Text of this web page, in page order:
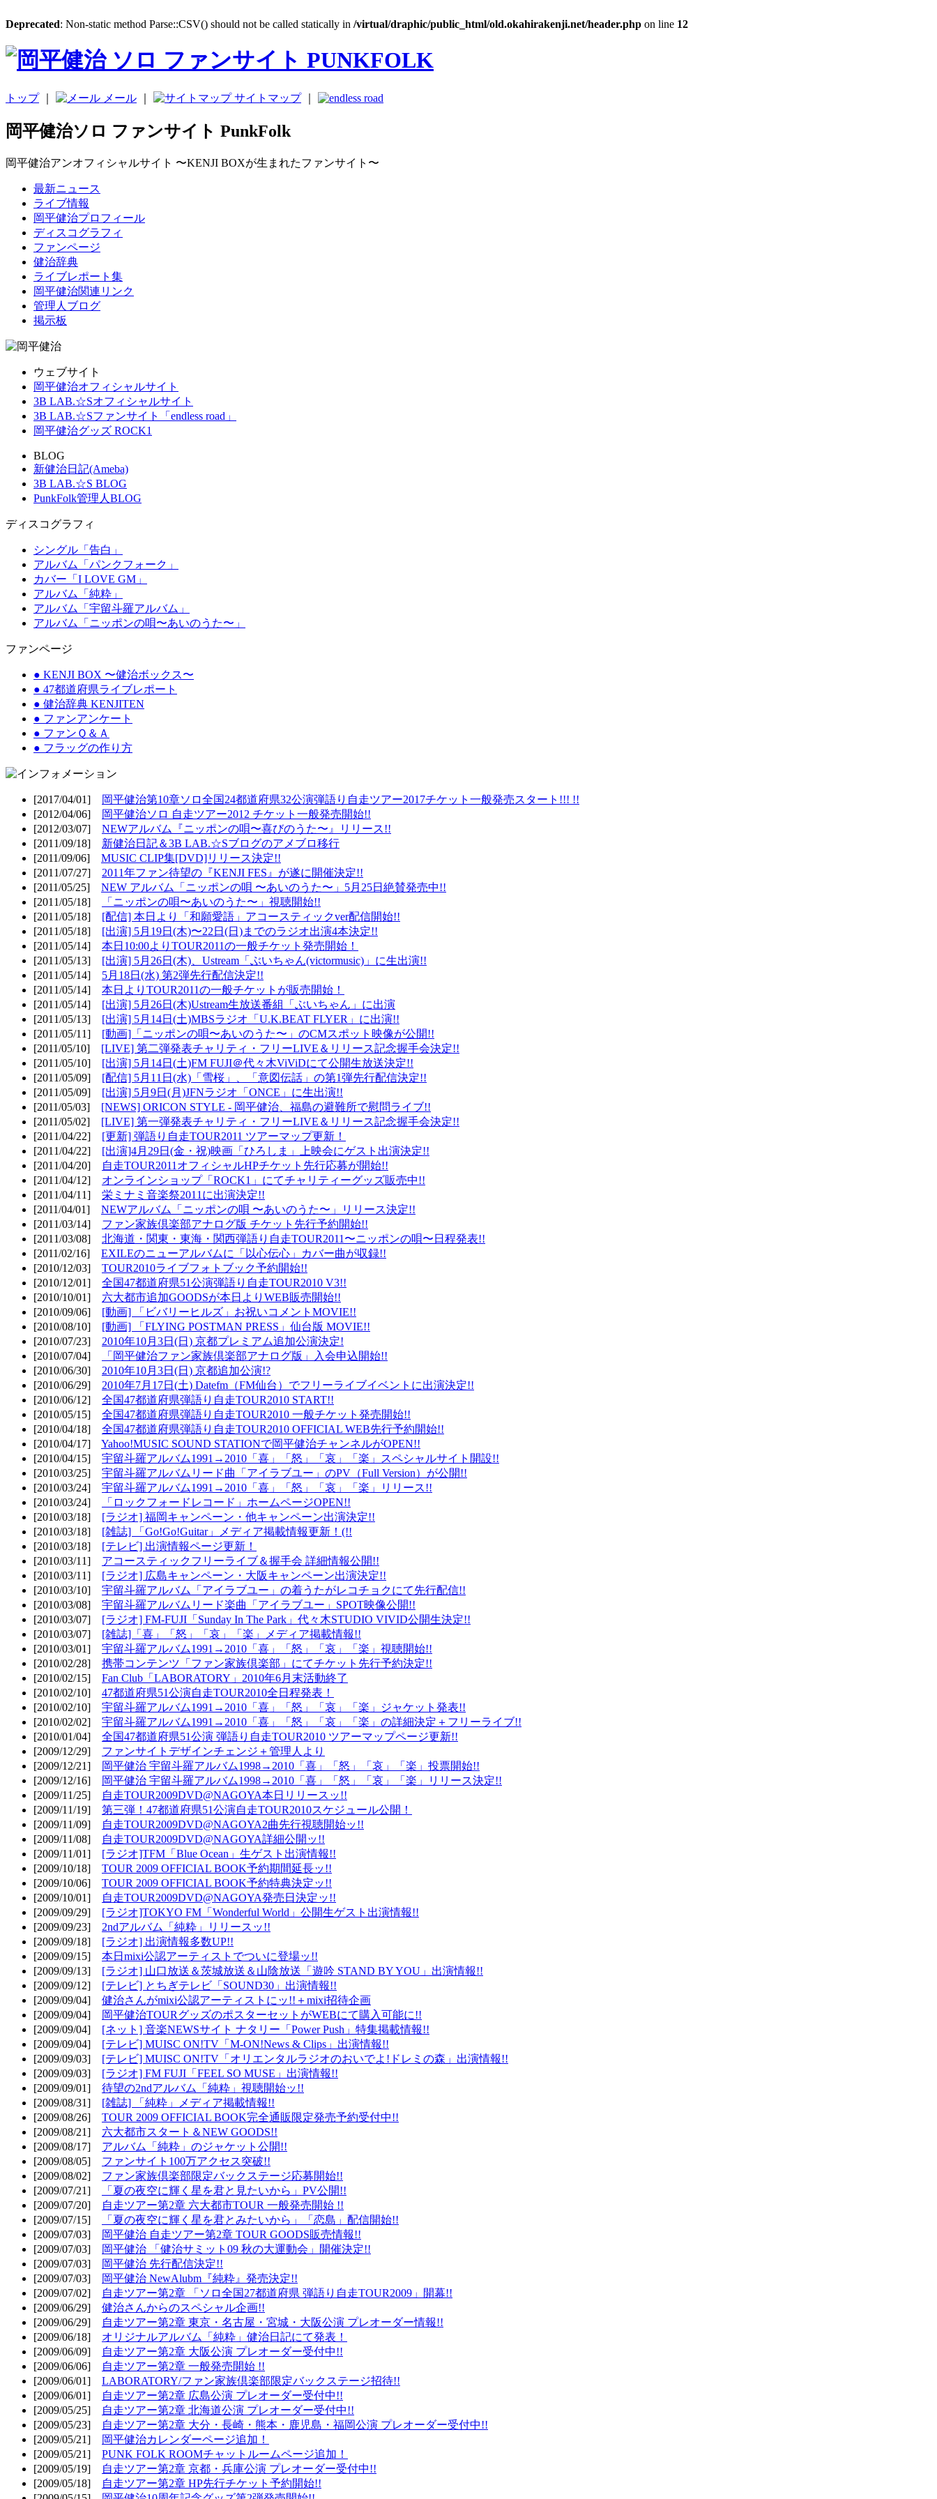
Deprecated: Non-static method Parse::CSV() should not be called statically in /virtual/draphic/public_html/old.okahirakenji.net/header.php on line 12
トップ｜ メール サイトマップ｜
岡平健治ソロ ファンサイト PunkFolk
岡平健治アンオフィシャルサイト 〜KENJI BOXが生まれたファンサイト〜
最新ニュース
ライブ情報
岡平健治プロフィール
ディスコグラフィ
ファンページ
健治辞典
ライブレポート集
岡平健治関連リンク
管理人ブログ
掲示板
ウェブサイト
岡平健治オフィシャルサイト
3B LAB.☆Sオフィシャルサイト
3B LAB.☆Sファンサイト「endless road」
岡平健治グッズ ROCK1
BLOG
新健治日記(Ameba)
3B LAB.☆S BLOG
PunkFolk管理人BLOG
ディスコグラフィ
シングル「告白」
アルバム「パンクフォーク」
カバー「I LOVE GM」
アルバム「純粋」
アルバム「宇留斗羅アルバム」
アルバム「ニッポンの唄〜あいのうた〜」
ファンページ
● KENJI BOX 〜健治ボックス〜
● 47都道府県ライブレポート
● 健治辞典 KENJITEN
● ファンアンケート
● ファンＱ＆Ａ
● フラッグの作り方
[2017/04/01]
岡平健治第10章ソロ全国24都道府県32公演弾語り自走ツアー2017チケット一般発売スタート!!! !!
[2012/04/06]
岡平健治ソロ 自走ツアー2012 チケット一般発売開始!!
[2012/03/07] NEWアルバム『ニッポンの唄〜喜びのうた〜』リリース!!
[2011/09/18] 新健治日記＆3B LAB.☆Sブログのアメブロ移行
[2011/09/06] MUSIC CLIP集[DVD]リリース決定!!
[2011/07/27] 2011年ファン待望の『KENJI FES』が遂に開催決定!!
[2011/05/25] NEW アルバム「ニッポンの唄 〜あいのうた〜」5月25日絶賛発売中!!
[2011/05/18]
「ニッポンの唄〜あいのうた〜」視聴開始!!
[2011/05/18] [配信] 本日より「和願愛語」アコースティックver配信開始!!
[2011/05/18] [出演] 5月19日(木)〜22日(日)までのラジオ出演4本決定!!
[2011/05/14] 本日10:00よりTOUR2011の一般チケット発売開始！
[2011/05/13] [出演] 5月26日(木)、Ustream「ぶいちゃん(victormusic)」に生出演!!
[2011/05/14] 5月18日(水) 第2弾先行配信決定!!
[2011/05/14] 本日よりTOUR2011の一般チケットが販売開始！
[2011/05/14] [出演] 5月26日(木)Ustream生放送番組「ぶいちゃん」に出演
[2011/05/13] [出演] 5月14日(土)MBSラジオ「U.K.BEAT FLYER」に出演!!
[2011/05/11] [動画]「ニッポンの唄〜あいのうた〜」のCMスポット映像が公開!!
[2011/05/10] [LIVE] 第二弾発表チャリティ・フリーLIVE＆リリース記念握手会決定!!
[2011/05/10] [出演] 5月14日(土)FM FUJI＠代々木ViViDにて公開生放送決定!!
[2011/05/09] [配信] 5月11日(水)「雪桜」、「意図伝話」の第1弾先行配信決定!!
[2011/05/09] [出演] 5月9日(月)JFNラジオ「ONCE」に生出演!!
[2011/05/03] [NEWS] ORICON STYLE - 岡平健治、福島の避難所で慰問ライブ!!
[2011/05/02] [LIVE] 第一弾発表チャリティ・フリーLIVE＆リリース記念握手会決定!!
[2011/04/22] [更新] 弾語り自走TOUR2011 ツアーマップ更新！
[2011/04/22] [出演]4月29日(金・祝)映画「ひろしま」上映会にゲスト出演決定!!
[2011/04/20]
自走TOUR2011オフィシャルHPチケット先行応募が開始!!
[2011/04/12] オンラインショップ「ROCK1」にてチャリティーグッズ販売中!!
[2011/04/11] 栄ミナミ音楽祭2011に出演決定!!
[2011/04/01] NEWアルバム「ニッポンの唄 〜あいのうた〜」リリース決定!!
[2011/03/14] ファン家族倶楽部アナログ版 チケット先行予約開始!!
[2011/03/08] 北海道・関東・東海・関西弾語り自走TOUR2011〜ニッポンの唄〜日程発表!!
[2011/02/16] EXILEのニューアルバムに「以心伝心」カバー曲が収録!!
[2010/12/03] TOUR2010ライブフォトブック予約開始!!
[2010/12/01] 全国47都道府県51公演弾語り自走TOUR2010 V3!!
[2010/10/01] 六大都市追加GOODSが本日よりWEB販売開始!!
[2010/09/06] [動画] 「ビバリーヒルズ」お祝いコメントMOVIE!!
[2010/08/10] [動画] 「FLYING POSTMAN PRESS」仙台版 MOVIE!!
[2010/07/23] 2010年10月3日(日) 京都プレミアム追加公演決定!
[2010/07/04]
「岡平健治ファン家族倶楽部アナログ版」入会申込開始!!
[2010/06/30] 2010年10月3日(日) 京都追加公演!?
[2010/06/29] 2010年7月17日(土) Datefm（FM仙台）でフリーライブイベントに出演決定!!
[2010/06/12] 全国47都道府県弾語り自走TOUR2010 START!!
[2010/05/15] 全国47都道府県弾語り自走TOUR2010 一般チケット発売開始!!
[2010/04/18] 全国47都道府県弾語り自走TOUR2010 OFFICIAL WEB先行予約開始!!
[2010/04/17] Yahoo!MUSIC SOUND STATIONで岡平健治チャンネルがOPEN!!
[2010/04/15] 宇留斗羅アルバム1991→2010「喜」「怒」「哀」「楽」スペシャルサイト開設!!
[2010/03/25] 宇留斗羅アルバムリード曲「アイラブユー」のPV（Full Version）が公開!!
[2010/03/24] 宇留斗羅アルバム1991→2010「喜」「怒」「哀」「楽」リリース!!
[2010/03/24]
「ロックフォードレコード」ホームページOPEN!!
[2010/03/18] [ラジオ] 福岡キャンペーン・他キャンペーン出演決定!!
[2010/03/18] [雑誌] 「Go!Go!Guitar」メディア掲載情報更新！(!!
[2010/03/18] [テレビ] 出演情報ページ更新！
[2010/03/11] アコースティックフリーライブ＆握手会 詳細情報公開!!
[2010/03/11] [ラジオ] 広島キャンペーン・大阪キャンペーン出演決定!!
[2010/03/10] 宇留斗羅アルバム「アイラブユー」の着うたがレコチョクにて先行配信!!
[2010/03/08] 宇留斗羅アルバムリード楽曲「アイラブユー」SPOT映像公開!!
[2010/03/07] [ラジオ] FM-FUJI「Sunday In The Park」代々木STUDIO VIVID公開生決定!!
[2010/03/07] [雑誌]「喜」「怒」「哀」「楽」メディア掲載情報!!
[2010/03/01] 宇留斗羅アルバム1991→2010「喜」「怒」「哀」「楽」視聴開始!!
[2010/02/28] 携帯コンテンツ「ファン家族倶楽部」にてチケット先行予約決定!!
[2010/02/15] Fan Club「LABORATORY」2010年6月末活動終了
[2010/02/10] 47都道府県51公演自走TOUR2010全日程発表！
[2010/02/10] 宇留斗羅アルバム1991→2010「喜」「怒」「哀」「楽」ジャケット発表!!
[2010/02/02] 宇留斗羅アルバム1991→2010「喜」「怒」「哀」「楽」の詳細決定＋フリーライブ!!
[2010/01/04] 全国47都道府県51公演 弾語り自走TOUR2010 ツアーマップページ更新!!
[2009/12/29] ファンサイトデザインチェンジ＋管理人より
[2009/12/21]
岡平健治 宇留斗羅アルバム1998→2010「喜」「怒」「哀」「楽」投票開始!!
[2009/12/16]
岡平健治 宇留斗羅アルバム1998→2010「喜」「怒」「哀」「楽」リリース決定!!
[2009/11/25]
自走TOUR2009DVD@NAGOYA本日リリースッ!!
[2009/11/19] 第三弾！47都道府県51公演自走TOUR2010スケジュール公開！
[2009/11/09]
自走TOUR2009DVD@NAGOYA2曲先行視聴開始ッ!!
[2009/11/08]
自走TOUR2009DVD@NAGOYA詳細公開ッ!!
[2009/11/01] [ラジオ]TFM「Blue Ocean」生ゲスト出演情報!!
[2009/10/18] TOUR 2009 OFFICIAL BOOK予約期間延長ッ!!
[2009/10/06] TOUR 2009 OFFICIAL BOOK予約特典決定ッ!!
[2009/10/01]
自走TOUR2009DVD@NAGOYA発売日決定ッ!!
[2009/09/29] [ラジオ]TOKYO FM「Wonderful World」公開生ゲスト出演情報!!
[2009/09/23] 2ndアルバム「純粋」リリースッ!!
[2009/09/18] [ラジオ] 出演情報多数UP!!
[2009/09/15] 本日mixi公認アーティストでついに登場ッ!!
[2009/09/13] [ラジオ] 山口放送＆茨城放送＆山陰放送「遊吟 STAND BY YOU」出演情報!!
[2009/09/12] [テレビ] とちぎテレビ「SOUND30」出演情報!!
[2009/09/04] 健治さんがmixi公認アーティストにッ!!＋mixi招待企画
[2009/09/04]
岡平健治TOURグッズのポスターセットがWEBにて購入可能に!!
[2009/09/04] [ネット] 音楽NEWSサイト ナタリー「Power Push」特集掲載情報!!
[2009/09/04] [テレビ] MUISC ON!TV「M-ON!News & Clips」出演情報!!
[2009/09/03] [テレビ] MUISC ON!TV「オリエンタルラジオのおいでよ!ドレミの森」出演情報!!
[2009/09/03] [ラジオ] FM FUJI「FEEL SO MUSE」出演情報!!
[2009/09/01] 待望の2ndアルバム「純粋」視聴開始ッ!!
[2009/08/31] [雑誌] 「純粋」メディア掲載情報!!
[2009/08/26] TOUR 2009 OFFICIAL BOOK完全通販限定発売予約受付中!!
[2009/08/21] 六大都市スタート＆NEW GOODS!!
[2009/08/17] アルバム「純粋」のジャケット公開!!
[2009/08/05] ファンサイト100万アクセス突破!!
[2009/08/02] ファン家族倶楽部限定バックステージ応募開始!!
[2009/07/21]
「夏の夜空に輝く星を君と見たいから」PV公開!!
[2009/07/20]
自走ツアー第2章 六大都市TOUR 一般発売開始 !!
[2009/07/15]
「夏の夜空に輝く星を君とみたいから」「恋島」配信開始!!
[2009/07/03]
岡平健治 自走ツアー第2章 TOUR GOODS販売情報!!
[2009/07/03]
岡平健治 「健治サミット09 秋の大運動会」開催決定!!
[2009/07/03]
岡平健治 先行配信決定!!
[2009/07/03]
岡平健治 NewAlubm『純粋』発売決定!!
[2009/07/02]
自走ツアー第2章 「ソロ全国27都道府県 弾語り自走TOUR2009」開幕!!
[2009/06/29] 健治さんからのスペシャル企画!!
[2009/06/29]
自走ツアー第2章 東京・名古屋・宮城・大阪公演 プレオーダー情報!!
[2009/06/18] オリジナルアルバム「純粋」健治日記にて発表！
[2009/06/09]
自走ツアー第2章 大阪公演 プレオーダー受付中!!
[2009/06/06]
自走ツアー第2章 一般発売開始 !!
[2009/06/01] LABORATORY/ファン家族倶楽部限定バックステージ招待!!
[2009/06/01]
自走ツアー第2章 広島公演 プレオーダー受付中!!
[2009/05/25]
自走ツアー第2章 北海道公演 プレオーダー受付中!!
[2009/05/23]
自走ツアー第2章 大分・長崎・熊本・鹿児島・福岡公演 プレオーダー受付中!!
[2009/05/21]
岡平健治カレンダーページ追加！
[2009/05/21] PUNK FOLK ROOMチャットルームページ追加！
[2009/05/19]
自走ツアー第2章 京都・兵庫公演 プレオーダー受付中!!
[2009/05/18]
自走ツアー第2章 HP先行チケット予約開始!!